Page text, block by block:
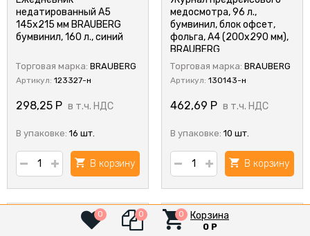
недатированный А5
145х215 мм BRAUBERG
бумвинил, 160 л., синий
Торговая марка: BRAUBERG
Артикул: 123327-н
298,25 Р в т.ч. НДС
В упаковке: 16 шт.
В корзину
медосмотра, 96 л.,
бумвинил, блок офсет,
фольга, А4 (200х290 мм),
BRAUBERG
Торговая марка: BRAUBERG
Артикул: 130143-н
462,69 Р в т.ч. НДС
В упаковке: 10 шт.
В корзину
0 0 0 Корзина
0 Р